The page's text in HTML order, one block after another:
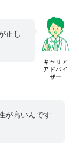
キャリア
アドバイ
ザー
正し
が高いんです